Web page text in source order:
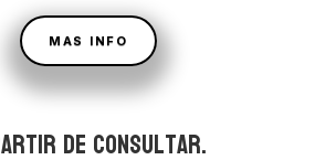
MAS INFO
de consultar.